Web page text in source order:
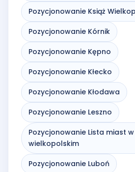
Pozycjonowanie Książ
Pozycjonowanie Kórnik
Pozycjonowanie Kępno
Pozycjonowanie Kłecko
Pozycjonowanie Kłodawa
Pozycjonowanie Leszno
Pozycjonowanie Lista miast
wielkopolskim
Pozycjonowanie Luboń